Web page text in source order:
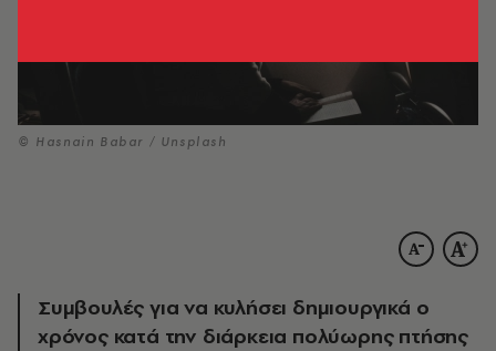
© Hasnain Babar / Unsplash
Συμβουλές για να κυλήσει δημιουργικά ο
χρόνος κατά την διάρκεια πολύωρης πτήσης